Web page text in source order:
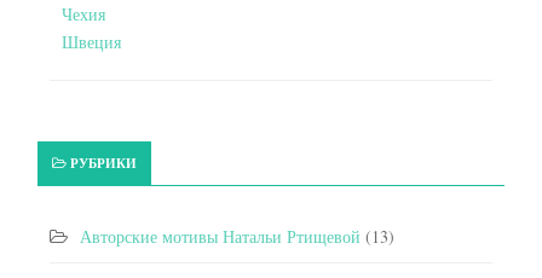
Чехия
Швеция
РУБРИКИ
Авторские мотивы Натальи Ртищевой (13)